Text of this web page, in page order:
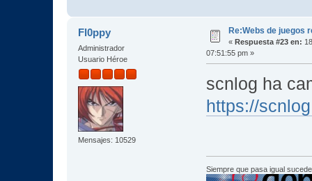
Fl0ppy
Administrador
Usuario Héroe
Mensajes: 10529
Re:Webs de juegos
« Respuesta #23 en:
07:51:55 pm »
scnlog ha
https://
Siempre que pasa igual